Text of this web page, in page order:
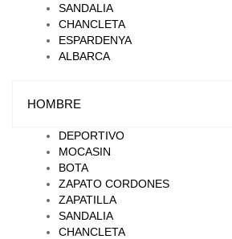
SANDALIA
CHANCLETA
ESPARDENYA
ALBARCA
HOMBRE
DEPORTIVO
MOCASIN
BOTA
ZAPATO CORDONES
ZAPATILLA
SANDALIA
CHANCLETA